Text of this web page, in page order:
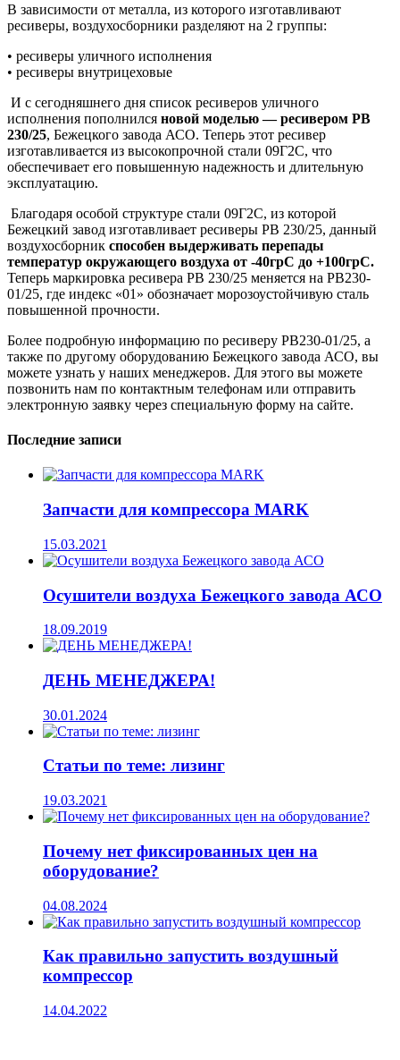
В зависимости от металла, из которого изготавливают
ресиверы, воздухосборники разделяют на 2 группы:
• ресиверы уличного исполнения
• ресиверы внутрицеховые
И с сегодняшнего дня список ресиверов уличного
исполнения пополнился новой моделью — ресивером РВ
230/25, Бежецкого завода АСО. Теперь этот ресивер
изготавливается из высокопрочной стали 09Г2С, что
обеспечивает его повышенную надежность и длительную
эксплуатацию.
Благодаря особой структуре стали 09Г2С, из которой
Бежецкий завод изготавливает ресиверы РВ 230/25, данный
воздухосборник способен выдерживать перепады
температур окружающего воздуха от -40грС до +100грС.
Теперь маркировка ресивера РВ 230/25 меняется на РВ230-
01/25, где индекс «01» обозначает морозоустойчивую сталь
повышенной прочности.
Более подробную информацию по ресиверу РВ230-01/25, а
также по другому оборудованию Бежецкого завода АСО, вы
можете узнать у наших менеджеров. Для этого вы можете
позвонить нам по контактным телефонам или отправить
электронную заявку через специальную форму на сайте.
Последние записи
Запчасти для компрессора MARK
15.03.2021
Осушители воздуха Бежецкого завода АСО
18.09.2019
ДЕНЬ МЕНЕДЖЕРА!
30.01.2024
Статьи по теме: лизинг
19.03.2021
Почему нет фиксированных цен на
оборудование?
04.08.2024
Как правильно запустить воздушный
компрессор
14.04.2022